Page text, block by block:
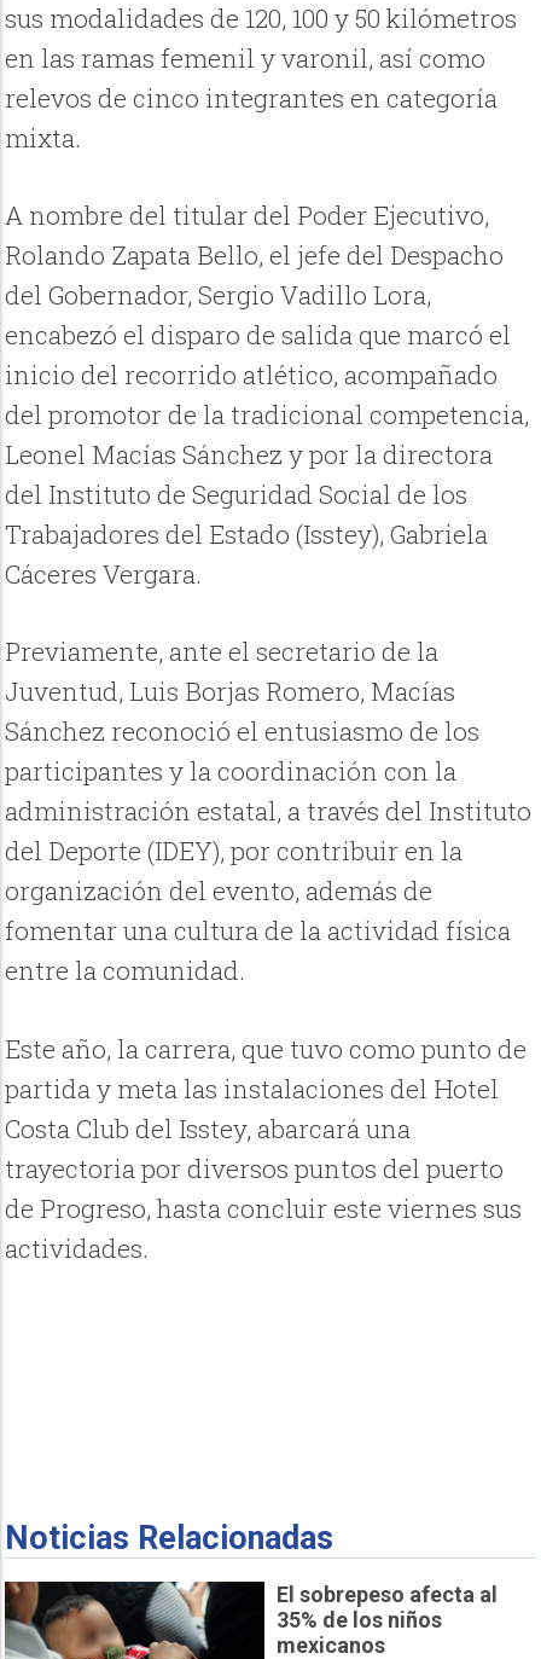
sus modalidades de 120, 100 y 50 kilómetros
en las ramas femenil y varonil, así como
relevos de cinco integrantes en categoría
mixta.
A nombre del titular del Poder Ejecutivo,
Rolando Zapata Bello, el jefe del Despacho
del Gobernador, Sergio Vadillo Lora,
encabezó el disparo de salida que marcó el
inicio del recorrido atlético, acompañado
del promotor de la tradicional competencia,
Leonel Macías Sánchez y por la directora
del Instituto de Seguridad Social de los
Trabajadores del Estado (Isstey), Gabriela
Cáceres Vergara.
Previamente, ante el secretario de la
Juventud, Luis Borjas Romero, Macías
Sánchez reconoció el entusiasmo de los
participantes y la coordinación con la
administración estatal, a través del Instituto
del Deporte (IDEY), por contribuir en la
organización del evento, además de
fomentar una cultura de la actividad física
entre la comunidad.
Este año, la carrera, que tuvo como punto de
partida y meta las instalaciones del Hotel
Costa Club del Isstey, abarcará una
trayectoria por diversos puntos del puerto
de Progreso, hasta concluir este viernes sus
actividades.
Noticias Relacionadas
El sobrepeso afecta al
35% de los niños
mexicanos